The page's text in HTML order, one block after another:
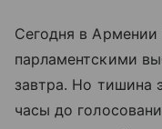
Сегодня в
парламентскими
завтра. Но тишина
часы до